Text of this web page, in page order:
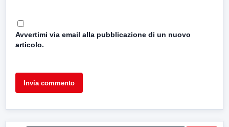
Avvertimi via email alla pubblicazione di un nuovo
articolo.